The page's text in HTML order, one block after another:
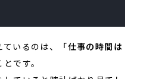
いるのは、
「仕事の時間は
です。